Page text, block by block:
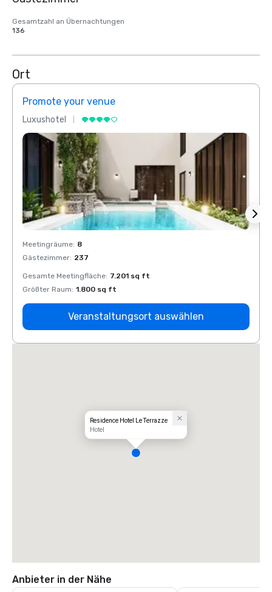
Gesamtzahl an Übernachtungen
136
Ort
Promote your venue
Luxushotel
Meetingräume: 8
Gästezimmer: 237
Gesamte Meetingfläche: 7.201 sq ft
Größter Raum: 1.800 sq ft
Veranstaltungsort auswählen
Residence Hotel Le Terrazze
Hotel
Anbieter in der Nähe